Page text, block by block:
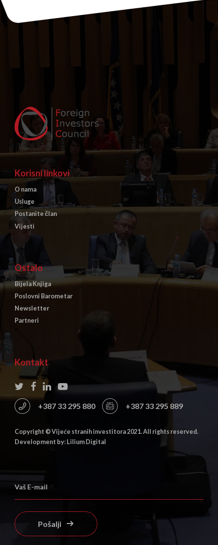
Korisni linkovi
O nama
Usluge
Postanite član
Vijesti
Ostalo
Bijela Knjiga
Poslovni Barometar
Newsletter
Partneri
Kontakt
+387 33 295 880 +387 33 295 889
Copyright © Vijeće stranih investitora 2021. All rights reserved.
Development by: Lilium Digital
Pošalji